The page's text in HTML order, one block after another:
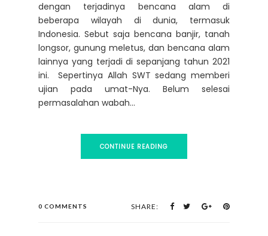
dengan terjadinya bencana alam di
beberapa wilayah di dunia, termasuk
Indonesia. Sebut saja bencana banjir, tanah
longsor, gunung meletus, dan bencana alam
lainnya yang terjadi di sepanjang tahun 2021
ini. Sepertinya Allah SWT sedang memberi
ujian pada umat-Nya. Belum selesai
permasalahan wabah...
CONTINUE READING
0 COMMENTS SHARE: